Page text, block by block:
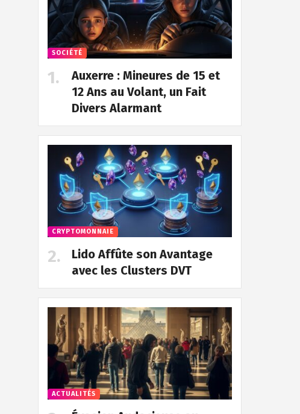
SOCIÉTÉ
Auxerre : Mineures de 15 et
12 Ans au Volant, un Fait
Divers Alarmant
CRYPTOMONNAIE
Lido Affûte son Avantage
avec les Clusters DVT
ACTUALITÉS